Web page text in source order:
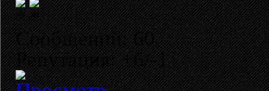
Сообщений: 60
Репутация: +6/-1